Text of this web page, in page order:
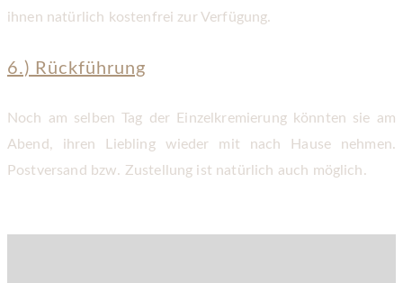
ihnen natürlich kostenfrei zur Verfügung.
6.) Rückführung
Noch am selben Tag der Einzelkremierung könnten sie am
Abend, ihren Liebling wieder mit nach Hause nehmen.
Postversand bzw. Zustellung ist natürlich auch möglich.